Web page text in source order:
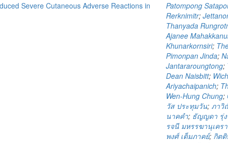
Severe Cutaneous Adverse Reactions in
Patompong
Rerknimitr;
Thanyada
Ajanee
Khunarkornsiri;
Pimonpan Jinda;
Jantararoungtong;
Dean Naisbitt;
Ariyachaipanich;
Wen-Hung Chung;
วัส ประทุมวัน; ภาวิ
นาคคำ; ธัญญดา รุ่
รจนี มหรรฆานุเคร
พงศ์ เต็มภาคย์; กิต